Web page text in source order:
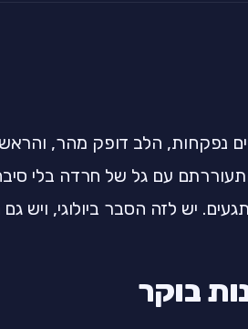
נפקחות, הלב דופק מהר,
עם גל של חרדה בלי
יש לזה הסבר ביולוגי, ויש